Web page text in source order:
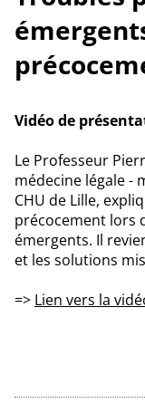
Vidéo de
Le Professeur
médecine légale -
CHU de Lille,
précocement lors
émergents. Il
et les solutions
=> Lien vers la